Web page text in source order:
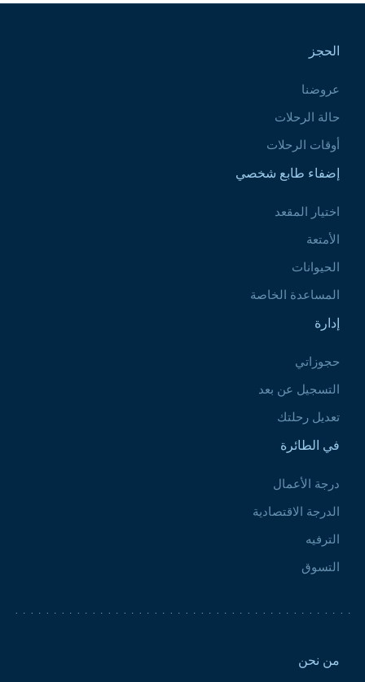
الحجز
عروضنا
حالة الرحلات
أوقات الرحلات
إضفاء طابع شخصي
اختيار المقعد
الأمتعة
الحيوانات
المساعدة الخاصة
إدارة
حجوزاتي
التسجيل عن بعد
تعديل رحلتك
في الطائرة
درجة الأعمال
الدرجة الاقتصادية
الترفيه
التسوق
من نحن